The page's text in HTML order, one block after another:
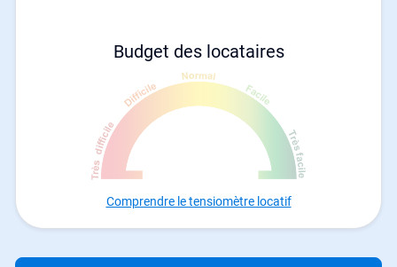
Budget des locataires
Comprendre le tensiomètre locatif